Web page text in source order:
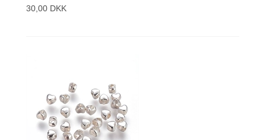
30,00 DKK